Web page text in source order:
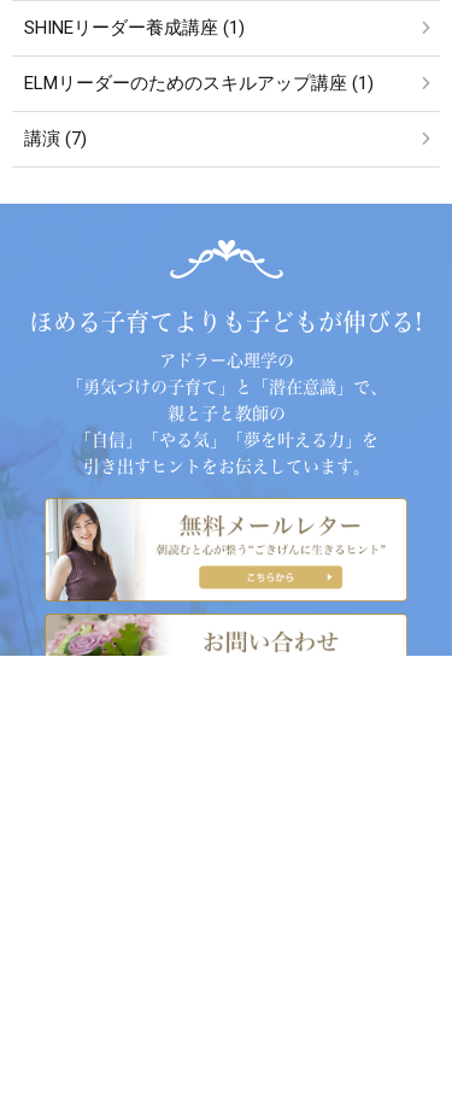
SHINEリーダー養成講座 (1)
ELMリーダーのためのスキルアップ講座 (1)
講演 (7)
ほめる子育てよりも子どもが伸びる!
アドラー心理学の
「勇気づけの子育て」と「潜在意識」で、
親と子と教師の
「自信」「やる気」「夢を叶える力」を
引き出すヒントをお伝えしています。